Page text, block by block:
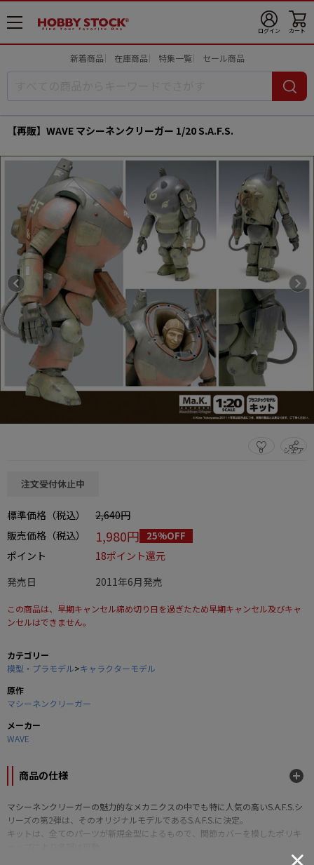
メ
ニ
ログイン カート
新着商品 在庫商品 特集一覧 セール商品
【再販】WAVE マシーネンクリーガー 1/20 S.A.F.S.
0 シェア
この商品をシェアする
注文受付休止中
標準価格（税込）
2,640円
販売価格（税込）
1,980円 25%OFF
ポイント
18ポイント還元
発売日
2011年6月発売
この商品は、早期キャンセル締め切り日を過ぎたため早期キャンセル及びキャ
ンセルはできません。
カテゴリー
模型・プラモデル>キャラクターモデル
原作
マシーネンクリーガー
メーカー
WAVE
商品の仕様
マシーネンクリーガーの魅力的なメカニクスの中でも特に人気の高いS.A.F.S.シ
リーズの第2弾は、そのオリジナルモデルであるS.A.F.S.に決定。
キットは、全てのパーツが新規金型によるもので、関節カバーを模したポリキ